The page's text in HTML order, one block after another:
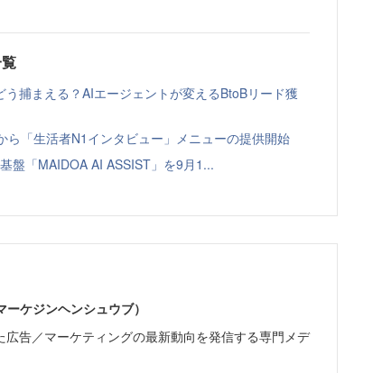
捕まえる？AIエージェントが変えるBtoBリード獲
「生活者N1インタビュー」メニューの提供開始
盤「MAIDOA AI ASSIST」を9月1...
ケジンヘンシュウブ）
広告／マーケティングの最新動向を発信する専門メデ